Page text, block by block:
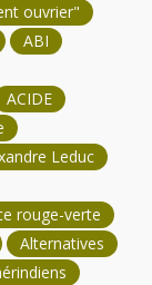
ouvrier"
ABI
ACIDE
Leduc
rouge-verte
Alternatives